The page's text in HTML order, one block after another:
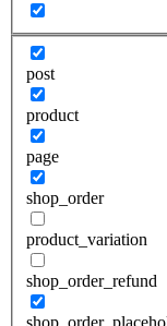
post
product
page
shop_order
product_variation
shop_order_refund